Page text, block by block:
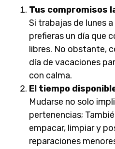
Tus compromisos
Si trabajas de lunes
prefieras un día que
libres. No obstante,
día de vacaciones
con calma.
El tiempo
Mudarse no solo
pertenencias;
empacar, limpiar y
reparaciones